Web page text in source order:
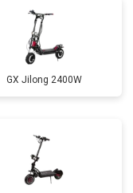
GX Jilong 2400W